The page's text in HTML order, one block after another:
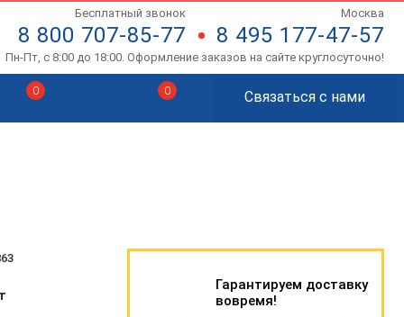
Москва
8 495 177-47-57
Бесплатный звонок
8 800 707-85-77
Пн-Пт, с 8:00 до 18:00. Оформление заказов на сайте круглосуточно!
Связаться с нами
0 0
Гарантируем доставку
вовремя!